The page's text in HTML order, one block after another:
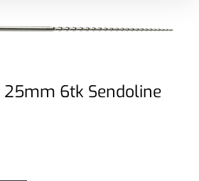
25mm 6tk Sendoline